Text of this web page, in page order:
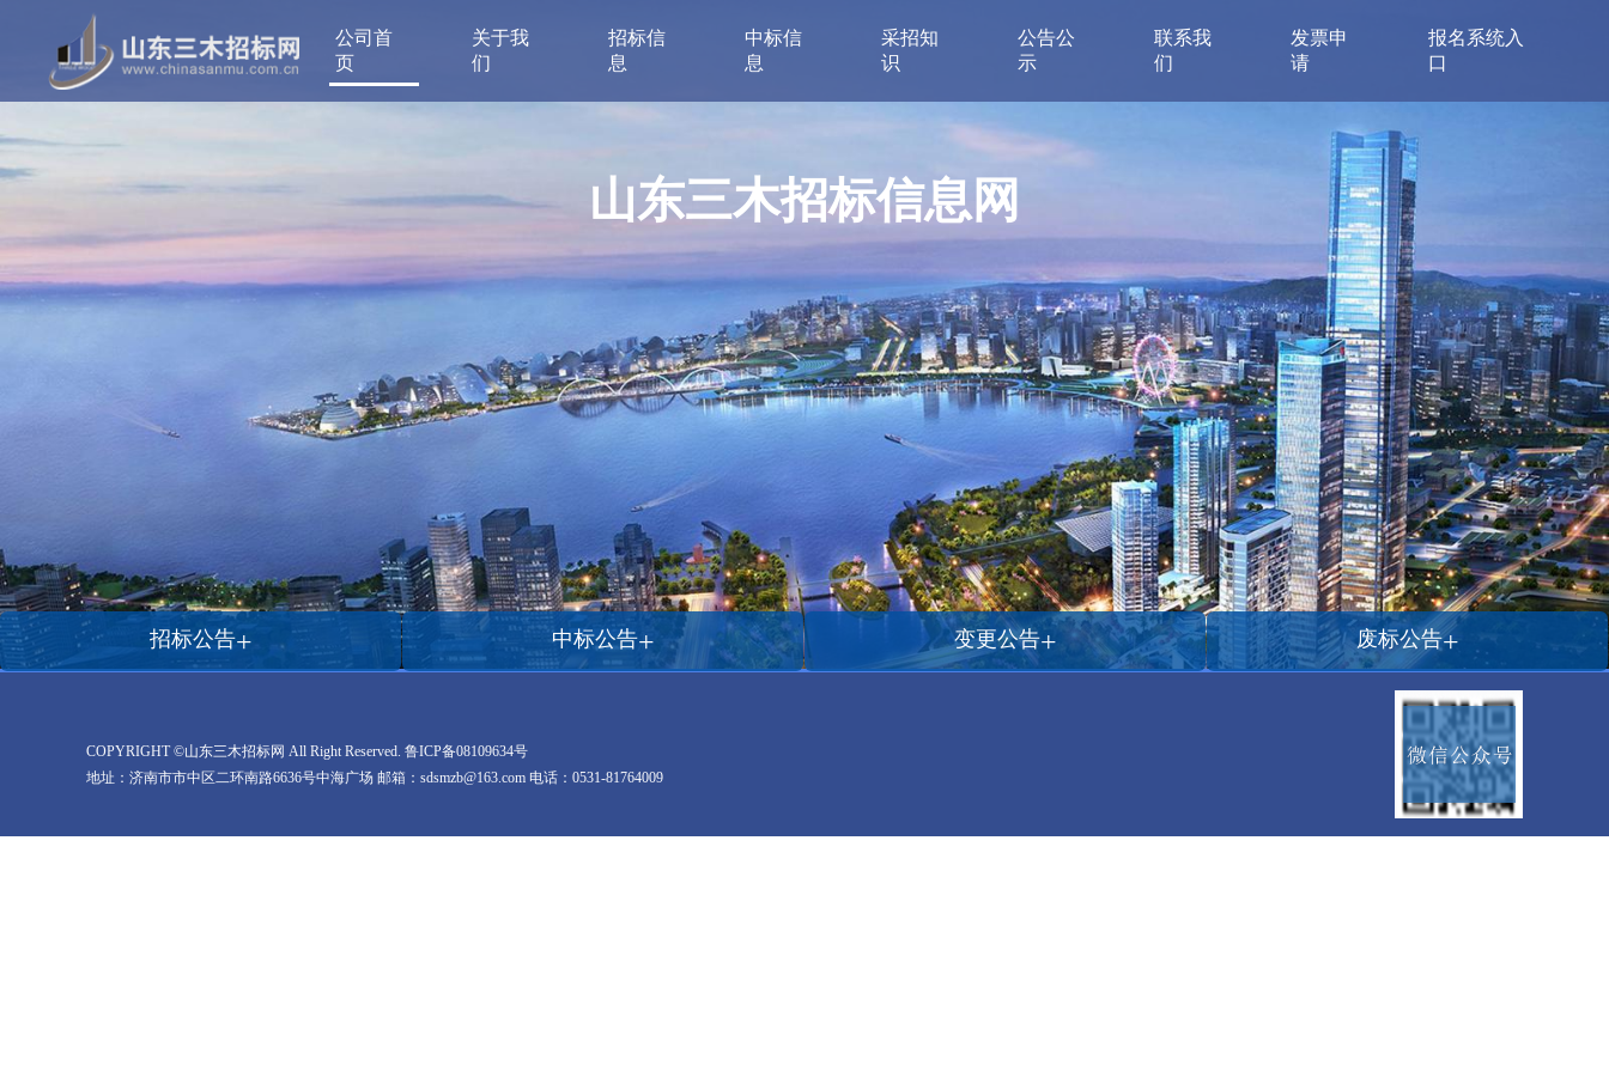
公司首
页
关于我
们
招标信
息
中标信
息
采招知
识
公告公
示
联系我
们
发票申
请
报名系统入
口
山东三木招标信息网
招标公告+ 中标公告+ 变更公告+ 废标公告+
COPYRIGHT ©山东三木招标网 All Right Reserved. 鲁ICP备08109634号
地址：济南市市中区二环南路6636号中海广场 邮箱：sdsmzb@163.com 电话：0531-81764009